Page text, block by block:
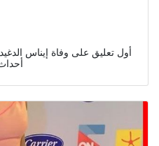
أول تعليق على وفاة إيناس